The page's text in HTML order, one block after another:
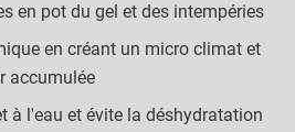
en pot du gel et des intempéries
en créant un micro climat et
accumulée
à l'eau et évite la déshydratation